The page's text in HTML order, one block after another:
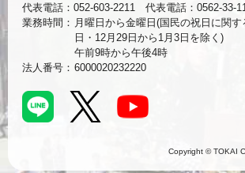
代表電話：052-603-2211 代表電話：0562-33-
業務時間： 月曜日から金曜日(国民の祝日に関
日・12月29日から1月3日を除く)
午前9時から午後4時
法人番号： 6000020232220
Copyright © TOKAI